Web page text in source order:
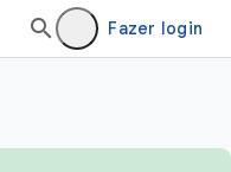
Fazer login